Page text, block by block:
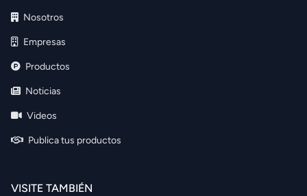
Nosotros
Empresas
Productos
Noticias
Videos
Publica tus productos
VISITE TAMBIÉN